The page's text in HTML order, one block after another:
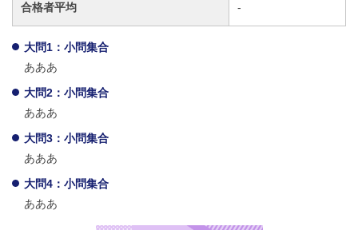
合格者平均 -
大問1：小問集合
あああ
大問2：小問集合
あああ
大問3：小問集合
あああ
大問4：小問集合
あああ